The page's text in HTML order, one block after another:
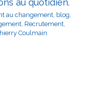
au quotidien.
au changement, blog
, Recrutement,
Coulmain